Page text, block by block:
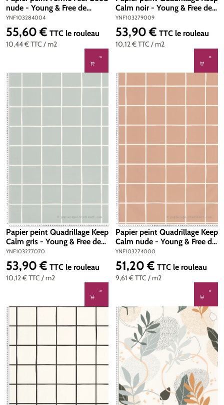
nude - Young & Free de
Casélio | Réf.
YNF103284004
YNF103284004
10,44 €TTC / m2
Prix régulier :
55,60 € TTC le rouleau
Calm noir - Young & Free de
Casélio | Réf. YNF103279009
YNF103279009
10,12 €TTC / m2
Prix régulier :
53,90 € TTC le rouleau
Papier peint Quadrillage Keep
Calm gris - Young & Free de
Casélio | Réf. YNF103277070
YNF103277070
10,12 €TTC / m2
Prix régulier :
53,90 € TTC le rouleau
Papier peint Quadrillage Keep
Calm nude - Young & Free de
Casélio | Réf.
YNF103274000
YNF103274000
9,61 €TTC / m2
Prix régulier :
51,20 € TTC le rouleau